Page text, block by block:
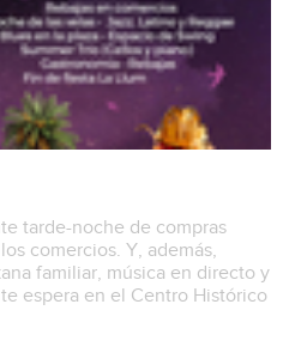
tarde-noche de compras
comercios. Y, además,
familiar, música en directo y
espera en el Centro Histórico